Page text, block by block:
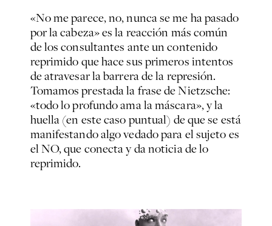
«No me parece, no, nunca se me ha pasado
por la cabeza» es la reacción más común
de los consultantes ante un contenido
reprimido que hace sus primeros intentos
de atravesar la barrera de la represión.
Tomamos prestada la frase de Nietzsche:
«todo lo profundo ama la máscara», y la
huella (en este caso puntual) de que se está
manifestando algo vedado para el sujeto es
el NO, que conecta y da noticia de lo
reprimido.